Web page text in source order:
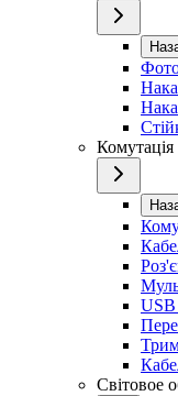
Комутація
USB
Світовое